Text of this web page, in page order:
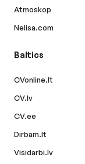
Atmoskop
Nelisa.com
Baltics
CVonline.lt
CV.lv
CV.ee
Dirbam.lt
Visidarbi.lv